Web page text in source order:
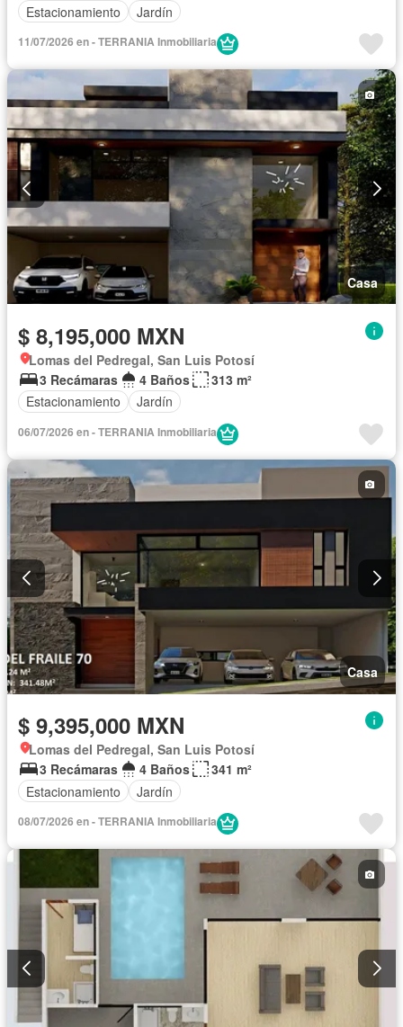
Estacionamiento
Jardín
11/07/2026 en - TERRANIA Inmobiliaria
Casa
$ 8,195,000 MXN
Lomas del Pedregal, San Luis Potosí
3 Recámaras
4 Baños
313 m²
Estacionamiento
Jardín
06/07/2026 en - TERRANIA Inmobiliaria
Casa
$ 9,395,000 MXN
Lomas del Pedregal, San Luis Potosí
3 Recámaras
4 Baños
341 m²
Estacionamiento
Jardín
08/07/2026 en - TERRANIA Inmobiliaria